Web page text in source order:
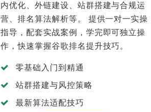
内优化、外链建设、站群搭建与合规运
营、排名算法解析等。 提供一对一实操
指导，配套实战案例，学完即可独立操
作，快速掌握谷歌排名提升技巧。
零基础入门到精通
站群搭建与风控策略
最新算法适配技巧